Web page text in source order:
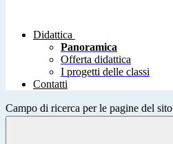
Didattica
Panoramica
Offerta didattica
I progetti delle classi
Contatti
Campo di ricerca per le pagine del sito